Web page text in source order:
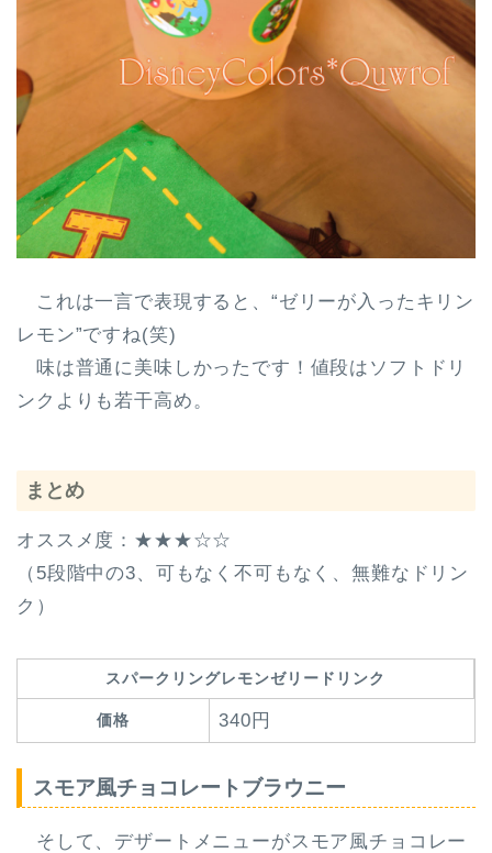
これは一言で表現すると、 “ゼリーが入ったキリン
レモン”ですね(笑)
味は普通に美味しかったです！値段はソフトドリ
ンクよりも若干高め。
まとめ
オススメ度：★★★☆☆
（5段階中の3、可もなく不可もなく、無難なドリン
ク）
スパークリングレモンゼリードリンク
価格 340円
スモア風チョコレートブラウニー
そして、デザートメニューがスモア風チョコレー